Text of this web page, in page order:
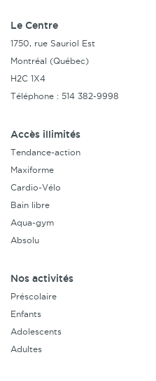
Le Centre
1750, rue Sauriol Est
Montréal (Québec)
H2C 1X4
Téléphone : 514 382-9998
Accès illimités
Tendance-action
Maxiforme
Cardio-Vélo
Bain libre
Aqua-gym
Absolu
Nos activités
Préscolaire
Enfants
Adolescents
Adultes